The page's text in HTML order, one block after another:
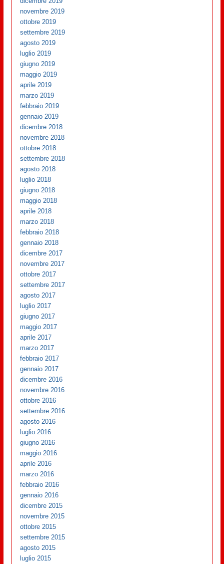
novembre 2019
ottobre 2019
settembre 2019
agosto 2019
luglio 2019
giugno 2019
maggio 2019
aprile 2019
marzo 2019
febbraio 2019
gennaio 2019
dicembre 2018
novembre 2018
ottobre 2018
settembre 2018
agosto 2018
luglio 2018
giugno 2018
maggio 2018
aprile 2018
marzo 2018
febbraio 2018
gennaio 2018
dicembre 2017
novembre 2017
ottobre 2017
settembre 2017
agosto 2017
luglio 2017
giugno 2017
maggio 2017
aprile 2017
marzo 2017
febbraio 2017
gennaio 2017
dicembre 2016
novembre 2016
ottobre 2016
settembre 2016
agosto 2016
luglio 2016
giugno 2016
maggio 2016
aprile 2016
marzo 2016
febbraio 2016
gennaio 2016
dicembre 2015
novembre 2015
ottobre 2015
settembre 2015
agosto 2015
luglio 2015